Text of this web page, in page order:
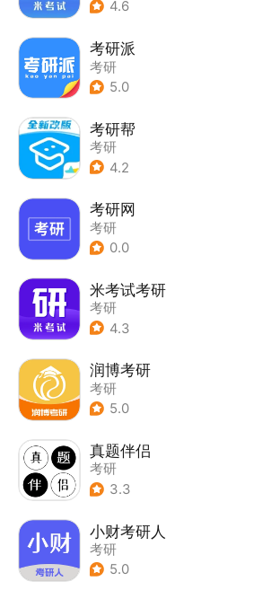
4.6
考研派
考研
5.0
考研帮
考研
4.2
考研网
考研
0.0
米考试考研
考研
4.3
润博考研
考研
5.0
真题伴侣
考研
3.3
小财考研人
考研
5.0